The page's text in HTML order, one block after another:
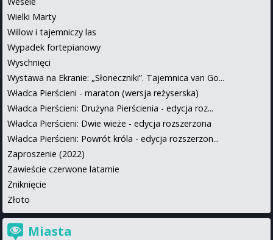
Wielki Marty
Willow i tajemniczy las
Wypadek fortepianowy
Wyschnięci
Wystawa na Ekranie: „Słoneczniki”. Tajemnica van Go...
Władca Pierścieni - maraton (wersja reżyserska)
Władca Pierścieni: Drużyna Pierścienia - edycja roz...
Władca Pierścieni: Dwie wieże - edycja rozszerzona
Władca Pierścieni: Powrót króla - edycja rozszerzon...
Zaproszenie (2022)
Zawieście czerwone latarnie
Zniknięcie
Złoto
Miasta